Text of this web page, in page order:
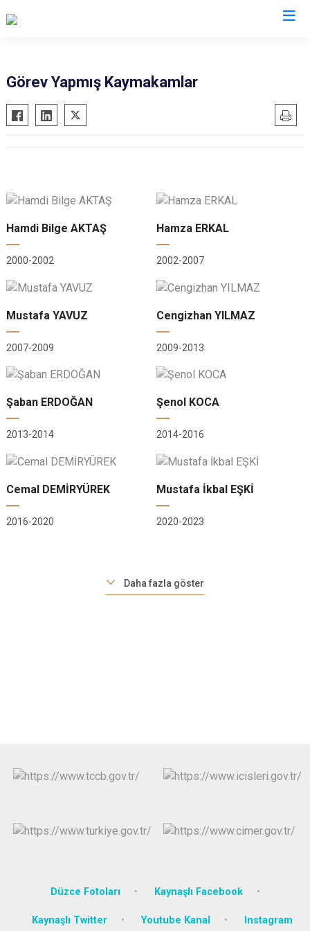
Cumayeri
Akçakoca
Çilimli
Gümüşova
Görev Yapmış Kaymakamlar
Hamdi Bilge AKTAŞ
2000-2002
Hamza ERKAL
2002-2007
Mustafa YAVUZ
2007-2009
Cengizhan YILMAZ
2009-2013
Şaban ERDOĞAN
2013-2014
Şenol KOCA
2014-2016
Cemal DEMİRYÜREK
2016-2020
Mustafa İkbal EŞKİ
2020-2023
Daha fazla göster
Düzce Fotoları Kaynaşlı Facebook
Kaynaşlı Twitter Youtube Kanal Instagram